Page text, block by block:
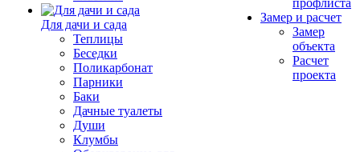
Для дачи и сада
Теплицы
Беседки
Поликарбонат
Парники
Баки
Дачные туалеты
Души
Клумбы
профлиста
Замер и расчет
Замер
объекта
Расчет
проекта